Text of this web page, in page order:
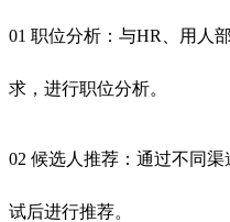
01 职位分析：与HR、用人
求，进行职位分析。
02 候选人推荐：通过不同
试后进行推荐。